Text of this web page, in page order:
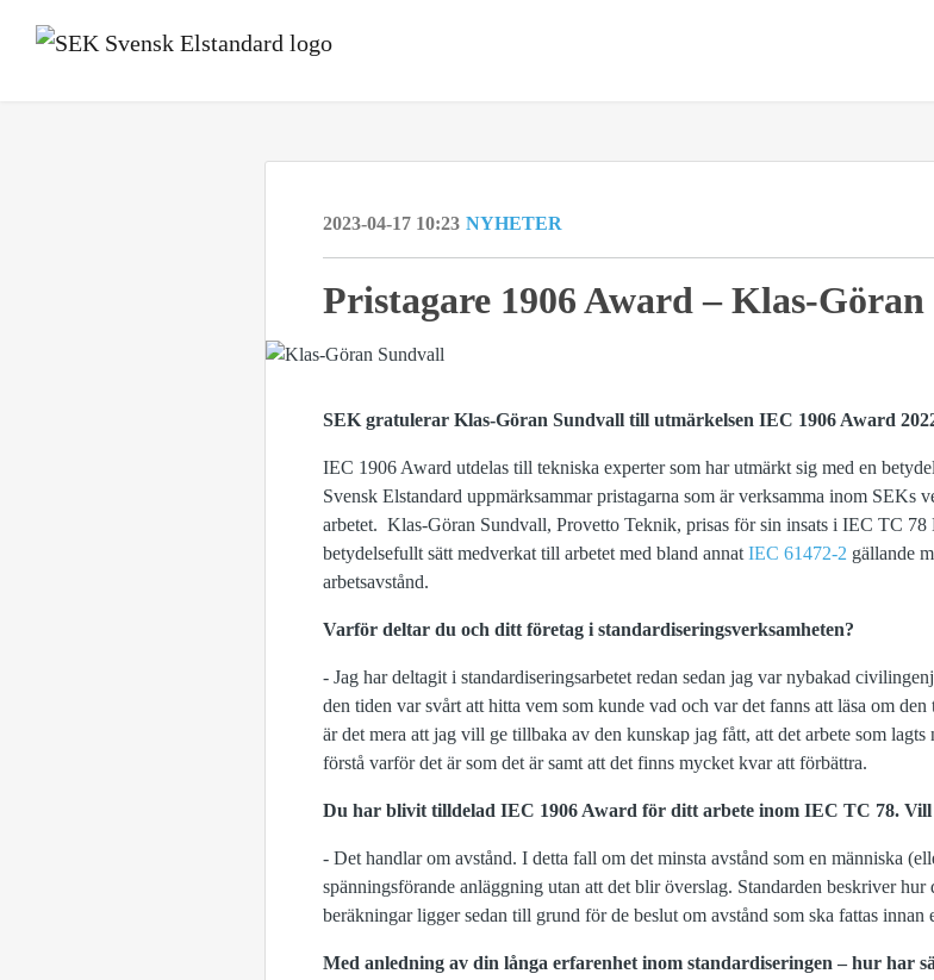
2023-04-17 10:23 NYHETER
Pristagare 1906 Award – Klas-
SEK gratulerar Klas-Göran Sundvall till utmärkelsen IEC 1906 Award
IEC 1906 Award utdelas till tekniska experter som har utmärkt sig med en
Svensk Elstandard uppmärksammar pristagarna som är verksamma inom SEKs
arbetet. Klas-Göran Sundvall, Provetto Teknik, prisas för sin insats i IEC TC
betydelsefullt sätt medverkat till arbetet med bland annat IEC 61472-2 gällande
arbetsavstånd.
Varför deltar du och ditt företag i standardiseringsverksamheten?
- Jag har deltagit i standardiseringsarbetet redan sedan jag var nybakad
den tiden var svårt att hitta vem som kunde vad och var det fanns att läsa om
är det mera att jag vill ge tillbaka av den kunskap jag fått, att det arbete som
förstå varför det är som det är samt att det finns mycket kvar att förbättra.
Du har blivit tilldelad IEC 1906 Award för ditt arbete inom IEC TC 78. Vill
- Det handlar om avstånd. I detta fall om det minsta avstånd som en människa
spänningsförande anläggning utan att det blir överslag. Standarden beskriver
beräkningar ligger sedan till grund för de beslut om avstånd som ska fattas innan
Med anledning av din långa erfarenhet inom standardiseringen – hur har